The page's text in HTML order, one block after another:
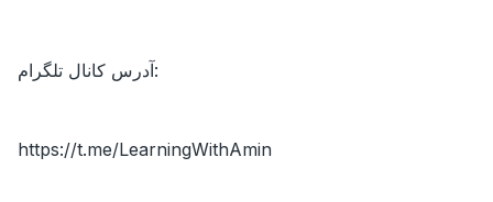
آدرس کانال تلگرام:
https://t.me/LearningWithAmin